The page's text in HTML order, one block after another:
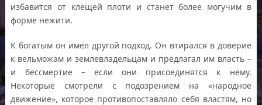
избавится от клещей плоти и станет более могучим в
форме нежити.
К богатым он имел другой подход. Он втирался в доверие
к вельможам и землевладельцам и предлагал им власть –
и бессмертие – если они присоединятся к нему.
Некоторые смотрели с подозрением на «народное
движение», которое противопоставляло себя властям, но